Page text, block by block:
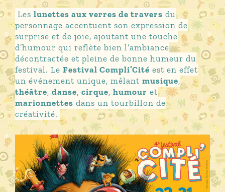
Leslunettes aux verres de travers du
personnage accentuent son expression de
surprise et de joie, ajoutant une touche
d’humour qui reflète bien l’ambiance
décontractée et pleine de bonne humeur du
festival. Le Festival Compli’Cité est en effet
un événement unique, mêlant musique,
théâtre, danse, cirque, humour et
marionnettes dans un tourbillon de
créativité.